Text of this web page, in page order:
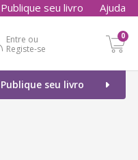
Publique seu livro Ajuda
Entre ou
Registe-se
0
Publique seu livro